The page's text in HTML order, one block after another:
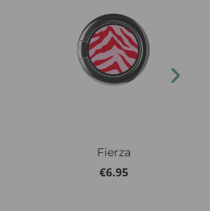
Fierza
€6.95